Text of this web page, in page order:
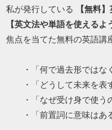
私が発行している 【無料
【英文法や単語を使えるよ
焦点を当てた無料の英語講
・「何で過去形ではなく
・「どうして未来を表す
・「なぜ受け身で使うの
・「前置詞に意味はある